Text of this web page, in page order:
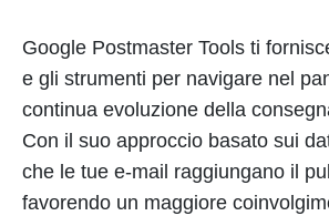
Google Postmaster Tools ti
e gli strumenti per navigare nel
continua evoluzione della
Con il suo approccio basato sui
che le tue e-mail raggiungano il
favorendo un maggiore